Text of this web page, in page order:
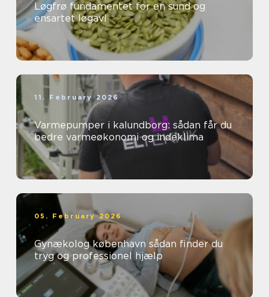
Løgfrø fundamentet for en sund og
ensartet løgavl
11. February 2026
Varmepumper i kalundborg: sådan får du
bedre varmeøkonomi og indeklima
05. February 2026
Gynækolog københavn sådan finder du
tryg og professionel hjælp